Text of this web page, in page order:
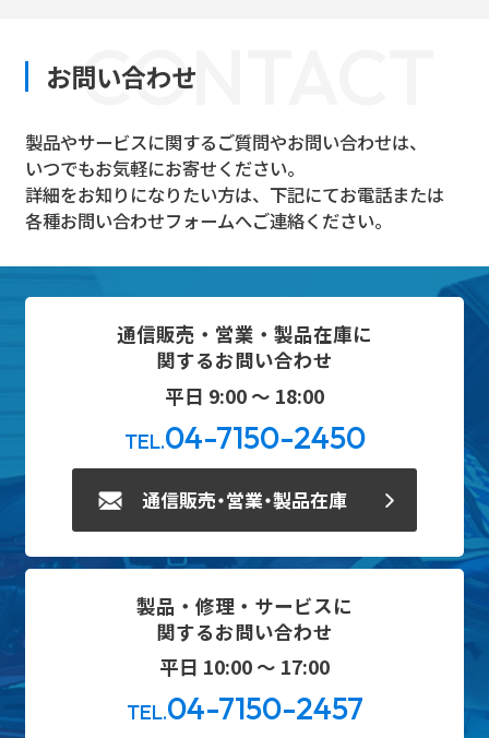
CONTACT
お問い合わせ
製品やサービスに関するご質問やお問い合わせは、
いつでもお気軽にお寄せください。
詳細をお知りになりたい方は、下記にてお電話または
各種お問い合わせフォームへご連絡ください。
通信販売・営業・製品在庫に
関するお問い合わせ
平日 9:00 ～ 18:00
TEL.04-7150-2450
通信販売・営業・製品在庫
製品・修理・サービスに
関するお問い合わせ
平日 10:00 ～ 17:00
TEL.04-7150-2457